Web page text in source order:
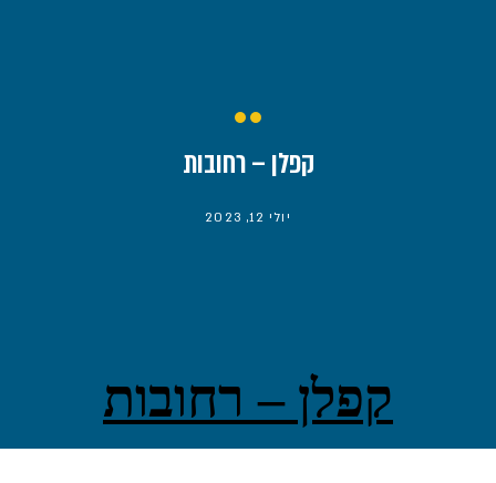
קפלן – רחובות
יולי 12, 2023
קפלן – רחובות